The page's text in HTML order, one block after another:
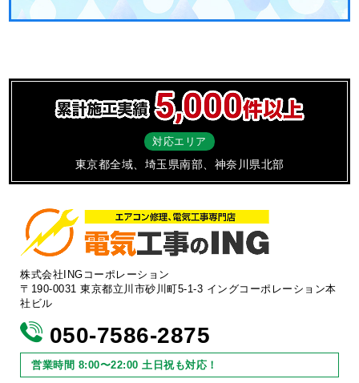
対応エリア
東京都全域、埼玉県南部、神奈川県北部
株式会社INGコーポレーション
〒190-0031 東京都立川市砂川町5-1-3 イングコーポレーション本
社ビル
050-7586-2875
営業時間 8:00〜22:00 土日祝も対応！